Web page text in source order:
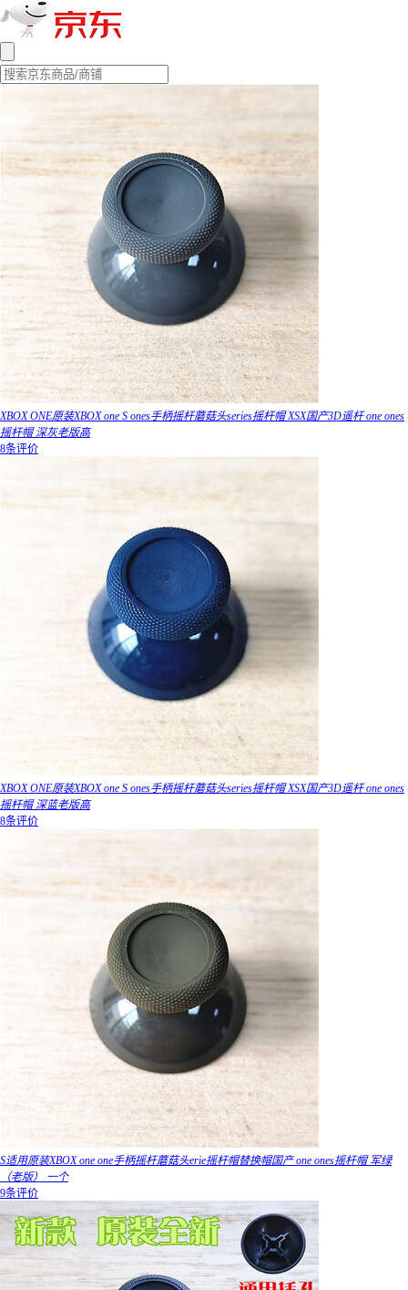
XBOX ONE原装XBOX one S ones手柄摇杆蘑菇头series摇杆帽 XSX国产3D遥杆 one ones
摇杆帽 深灰老版高
8条评价
XBOX ONE原装XBOX one S ones手柄摇杆蘑菇头series摇杆帽 XSX国产3D遥杆 one ones
摇杆帽 深蓝老版高
8条评价
S适用原装XBOX one one手柄摇杆蘑菇头erie摇杆帽替换帽国产 one ones摇杆帽 军绿
（老版） 一个
9条评价